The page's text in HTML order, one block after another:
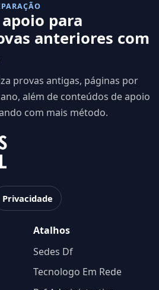
para
anteriores com
provas antigas, páginas por
além de conteúdos de apoio
com mais método.
Privacidade
Atalhos
Sedes Df
Tecnologo Em Rede